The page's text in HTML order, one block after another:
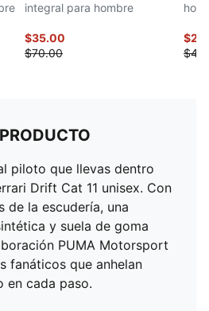
integral para hombre
$35.00
$70.00
piloto que llevas dentro
Drift Cat 11 unisex. Con
de la escudería, una
y suela de goma
PUMA Motorsport
fanáticos que anhelan
en cada paso.